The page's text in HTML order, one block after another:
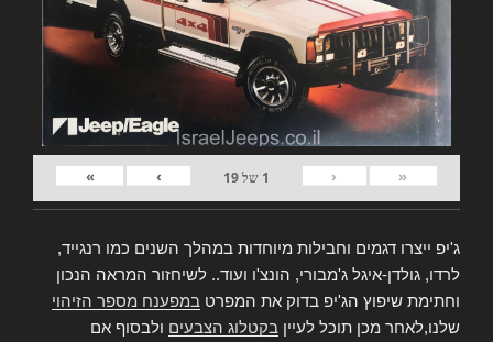
«
‹
1 של19
›
»
ג'יפ ייצרו דגמים וחבילות מיוחדות במהלך השנים כמו רנגייד,
לרדו, גולדן-איגל ג'מבורי, הונצ'ו ועוד.. לשיחזור המראה הנכון
וחתימת שיפוץ הג'יפ בדוק את המפרט במפענח מספר הזיהוי
שלנו,לאחר מכן תוכל לעיין בקטלוג הצבעים ולבסוף אם